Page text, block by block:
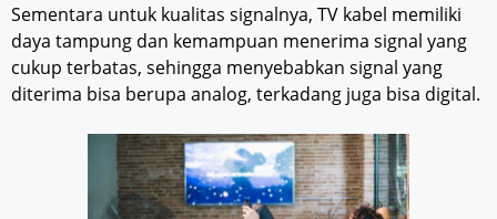
Sementara untuk kualitas signalnya, TV kabel memiliki
daya tampung dan kemampuan menerima signal yang
cukup terbatas, sehingga menyebabkan signal yang
diterima bisa berupa analog, terkadang juga bisa digital.